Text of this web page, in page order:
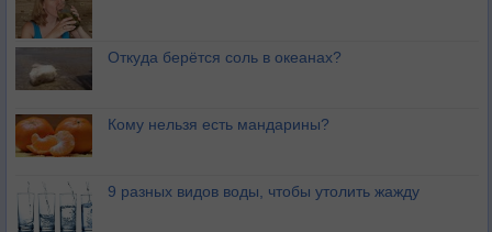
Откуда берётся соль в океанах?
Кому нельзя есть мандарины?
9 разных видов воды, чтобы утолить жажду